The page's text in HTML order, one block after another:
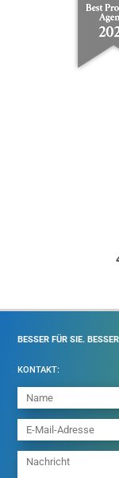
BESSER FÜR SIE.
KONTAKT: